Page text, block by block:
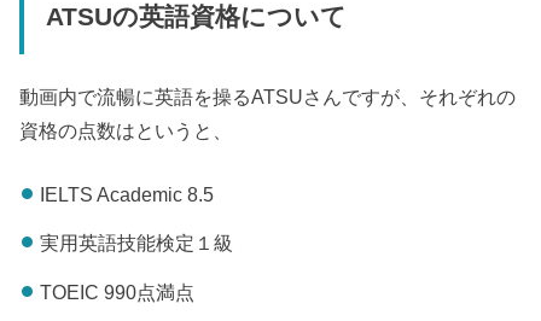
ATSUの英語資格について
動画内で流暢に英語を操るATSUさんですが、それぞれの
資格の点数はというと、
IELTS Academic 8.5
実用英語技能検定１級
TOEIC 990点満点